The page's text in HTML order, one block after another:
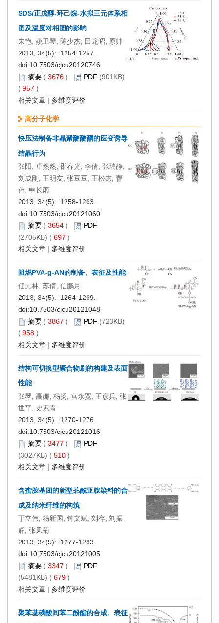
SDS/正戊醇-环己烷-水拟三元体系相
图及温度对相图的影响
朱艳, 姚卫琴, 陈少杰, 田龙昭, 原帅
2013, 34(5): 1254-1257.
doi:10.7503/cjcu20120746
摘要 ( 3676 ) PDF (901KB)
( 957 )
相关文章 | 多维度评价
高分子化学
快压法制备非晶聚醚醚酮的应变诱导
结晶行为
张阳, 卓然然, 邵春光, 李倩, 张瑞静,
刘成刚, 王明友, 张豆豆, 王松杰, 曹
伟, 申长雨
2013, 34(5): 1258-1263.
doi:10.7503/cjcu20121060
摘要 ( 3654 )
PDF
(2705KB) ( 697 )
相关文章 | 多维度评价
阻燃PVA-g-AN的制备、表征及性能
任元林, 苏倩, 信鹏月
2013, 34(5): 1264-1269.
doi:10.7503/cjcu20121048
摘要 ( 3867 ) PDF (723KB)
( 958 )
相关文章 | 多维度评价
结构可切换型聚合物刷的构建及表面
性能
张琴, 高娜, 杨扬, 宫永宽, 王彦兵, 张
世平, 史素青
2013, 34(5): 1270-1276.
doi:10.7503/cjcu20121016
摘要 ( 3477 )
PDF
(3027KB) ( 510 )
相关文章 | 多维度评价
含蜜胺基团的新型苝酰亚胺染料的合
成及纳米纤维的构筑
丁立伟, 杨新国, 钟文斌, 刘存, 刘振
辉, 张凤菊
2013, 34(5): 1277-1283.
doi:10.7503/cjcu20121005
摘要 ( 3347 )
PDF
(5481KB) ( 679 )
相关文章 | 多维度评价
聚苯基磷酸间苯二酚酯的合成、表征